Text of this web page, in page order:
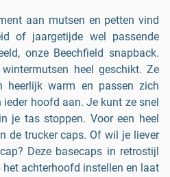
aan mutsen en petten vind
of jaargetijde wel passende
onze Beechfield snapback.
heel geschikt. Ze
heerlijk warm en passen zich
hoofd aan. Je kunt ze snel
je tas stoppen. Voor een heel
de trucker caps. Of wil je liever
Deze basecaps in retrostijl
achterhoofd instellen en laat